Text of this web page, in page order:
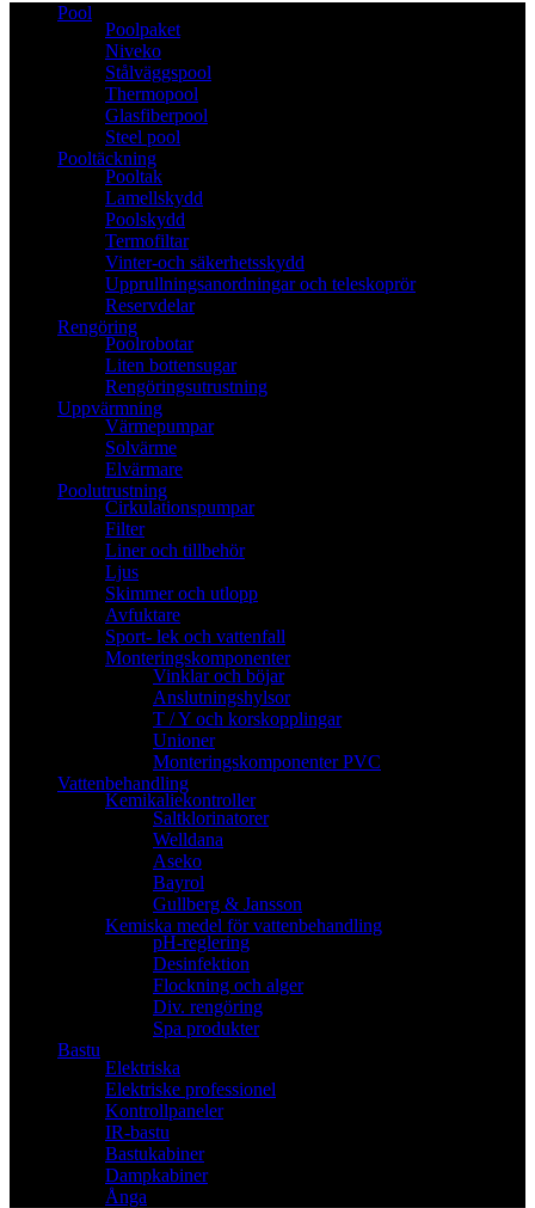
Pool
Poolpaket
Niveko
Stålväggspool
Thermopool
Glasfiberpool
Steel pool
Pooltäckning
Pooltak
Lamellskydd
Poolskydd
Termofiltar
Vinter-och säkerhetsskydd
Upprullningsanordningar och teleskoprör
Reservdelar
Rengöring
Poolrobotar
Liten bottensugar
Rengöringsutrustning
Uppvärmning
Värmepumpar
Solvärme
Elvärmare
Poolutrustning
Cirkulationspumpar
Filter
Liner och tillbehör
Ljus
Skimmer och utlopp
Avfuktare
Sport- lek och vattenfall
Monteringskomponenter
Vinklar och böjar
Anslutningshylsor
T / Y och korskopplingar
Unioner
Monteringskomponenter PVC
Vattenbehandling
Kemikaliekontroller
Saltklorinatorer
Welldana
Aseko
Bayrol
Gullberg & Jansson
Kemiska medel för vattenbehandling
pH-reglering
Desinfektion
Flockning och alger
Div. rengöring
Spa produkter
Bastu
Elektriska
Elektriske professionel
Kontrollpaneler
IR-bastu
Bastukabiner
Dampkabiner
Ånga